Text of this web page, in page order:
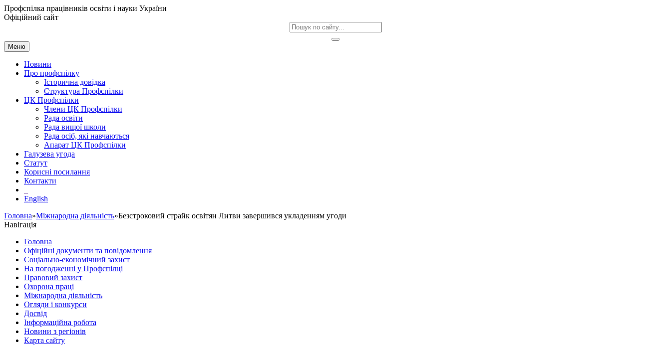
Профспілка працівників освіти і науки України
Офіційний сайт
Меню
Новини
Про профспілку
Історична довідка
Структура Профспілки
ЦК Профспілки
Члени ЦК Профспілки
Рада освіти
Рада вищої школи
Рада осіб, які навчаються
Апарат ЦК Профспілки
Галузева угода
Статут
Корисні посилання
Контакти
English
Головна»Міжнародна діяльність»Безстроковий страйк освітян Литви завершився укладенням угоди
Навігація
Головна
Офіційні документи та повідомлення
Соціально-економічний захист
На погодженні у Профспілці
Правовий захист
Охорона праці
Міжнародна діяльність
Огляди і конкурси
Досвід
Інформаційна робота
Новини з регіонів
Карта сайту